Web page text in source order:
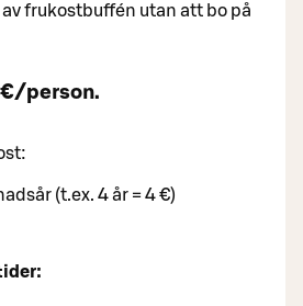
av frukostbuffén utan att bo på
person.
(t.ex. 4 år = 4 €)